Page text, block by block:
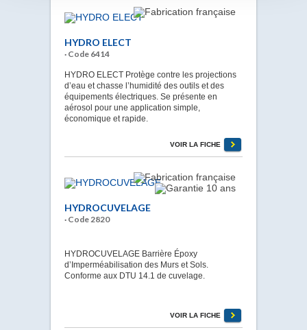
HYDRO ELECT
· Code 6414
HYDRO ELECT Protège contre les projections
d’eau et chasse l’humidité des outils et des
équipements électriques. Se présente en
aérosol pour une application simple,
économique et rapide.
VOIR LA FICHE
HYDROCUVELAGE
· Code 2820
HYDROCUVELAGE Barrière Époxy
d’Imperméabilisation des Murs et Sols.
Conforme aux DTU 14.1 de cuvelage.
VOIR LA FICHE